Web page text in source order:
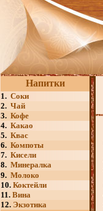
Напитки
1. Соки
2. Чай
3. Кофе
4. Какао
5. Квас
6. Компоты
7. Кисели
8. Минералка
9. Молоко
10. Коктейли
11. Вина
12. Экзотика